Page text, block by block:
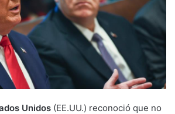
Unidos (EE.UU.) reconoció que no